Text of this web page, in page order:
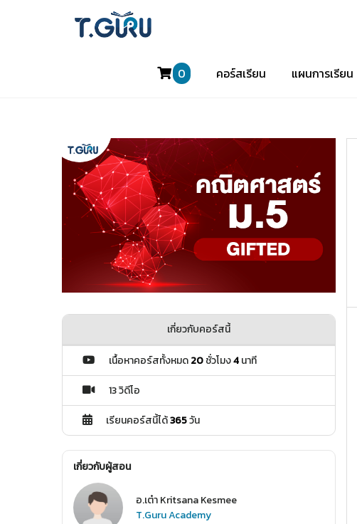
0 คอร์สเรียน แผนการเรียน
เกี่ยวกับคอร์สนี้
เนื้อหาคอร์สทั้งหมด20ชั่วโมง4นาที
13 วิดีโอ
เรียนคอร์สนี้ได้365วัน
เกี่ยวกับผู้สอน
อ.เต๋า Kritsana Kesmee
T.Guru Academy